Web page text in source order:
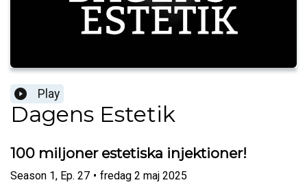
Play
Dagens Estetik
100 miljoner estetiska injektioner!
Season 1, Ep. 27 • fredag 2 maj 2025